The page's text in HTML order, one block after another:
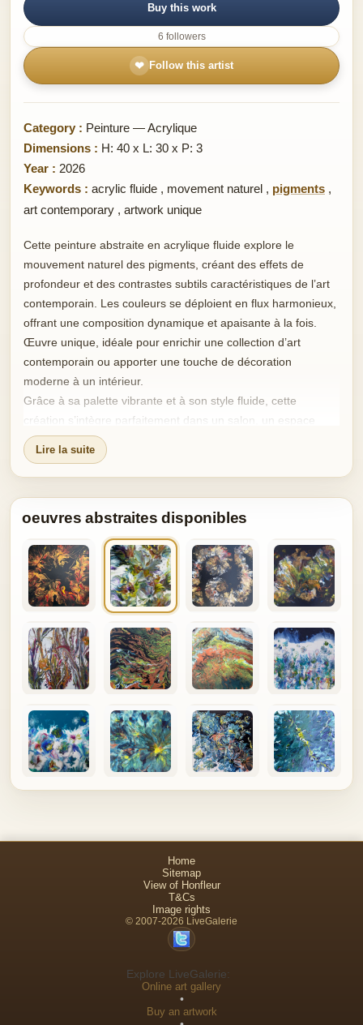
Buy this work
6 followers
❤ Follow this artist
Category : Peinture — Acrylique
Dimensions : H: 40 x L: 30 x P: 3
Year : 2026
Keywords : acrylic fluide , movement naturel , pigments ,
art contemporary , artwork unique
Cette peinture abstraite en acrylique fluide explore le
mouvement naturel des pigments, créant des effets de
profondeur et des contrastes subtils caractéristiques de l’art
contemporain. Les couleurs se déploient en flux harmonieux,
offrant une composition dynamique et apaisante à la fois.
Œuvre unique, idéale pour enrichir une collection d’art
contemporain ou apporter une touche de décoration
moderne à un intérieur.
Grâce à sa palette vibrante et à son style fluide, cette
création s’intègre parfaitement dans un salon, un espace
professionnel ou une galerie privée, tout en affirmant une
présence artistique forte.
Lire la suite
oeuvres abstraites disponibles
Home
Sitemap
View of Honfleur
T&Cs
Image rights
© 2007-2026 LiveGalerie
Explore LiveGalerie:
Online art gallery
•
Buy an artwork